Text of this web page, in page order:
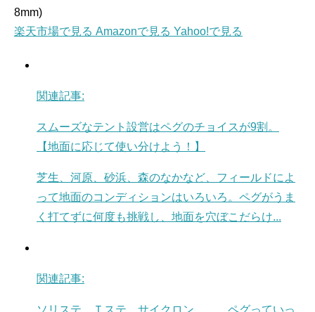
8mm)
楽天市場で見る Amazonで見る Yahoo!で見る
関連記事:
スムーズなテント設営はペグのチョイスが9割。
【地面に応じて使い分けよう！】
芝生、河原、砂浜、森のなかなど、フィールドによ
って地面のコンディションはいろいろ。ペグがうま
く打てずに何度も挑戦し、地面を穴ぼこだらけ...
関連記事:
ソリステ、Ｔステ、サイクロン………ペグっていっ